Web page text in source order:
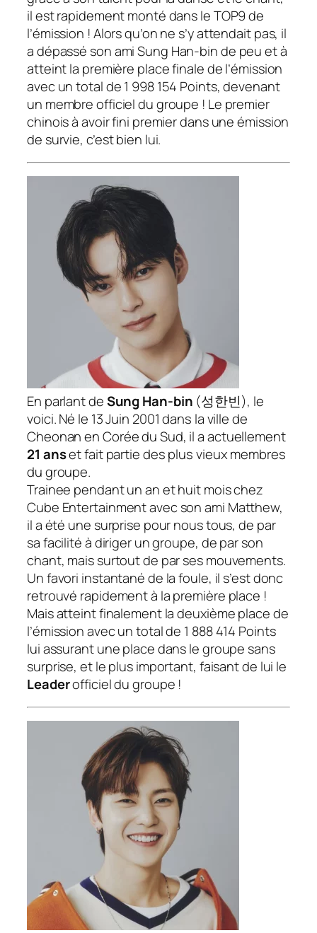
il est rapidement monté dans le TOP9 de
l’émission ! Alors qu’on ne s’y attendait pas, il
a dépassé son ami Sung Han-bin de peu et à
atteint la première place finale de l’émission
avec un total de 1 998 154 Points, devenant
un membre officiel du groupe ! Le premier
chinois à avoir fini premier dans une émission
de survie, c’est bien lui.
En parlant deSung Han-bin (성한빈), le
voici. Né le 13 Juin 2001 dans la ville de
Cheonan en Corée du Sud, il a actuellement
21 anset fait partie des plus vieux membres
du groupe.
Trainee pendant un an et huit mois chez
Cube Entertainment avec son ami Matthew,
il a été une surprise pour nous tous, de par
sa facilité à diriger un groupe, de par son
chant, mais surtout de par ses mouvements.
Un favori instantané de la foule, il s’est donc
retrouvé rapidement à la première place !
Mais atteint finalement la deuxième place de
l’émission avec un total de 1 888 414 Points
lui assurant une place dans le groupe sans
surprise, et le plus important, faisant de lui le
Leaderofficiel du groupe !